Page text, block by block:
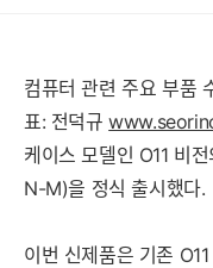
컴퓨터 관련 주요 부품
표: 전덕규
케이스 모델인 O11 비
N-M)을 정식 출시했다.
이번 신제품은 기존